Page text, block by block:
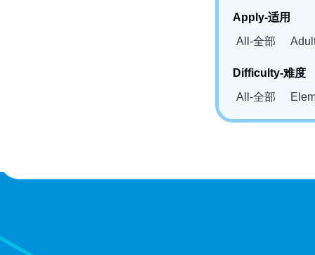
Apply-适用
All-全部
Difficulty-难度
All-全部